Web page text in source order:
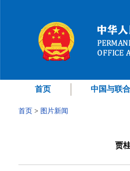
首页 中国与联
首页 > 图片新闻
贾